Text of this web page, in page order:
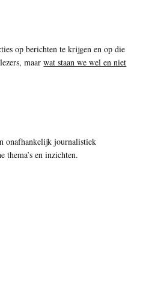
op berichten te krijgen en op die
maarwat staan we wel en niet
onafhankelijk journalistiek
thema’s en inzichten.